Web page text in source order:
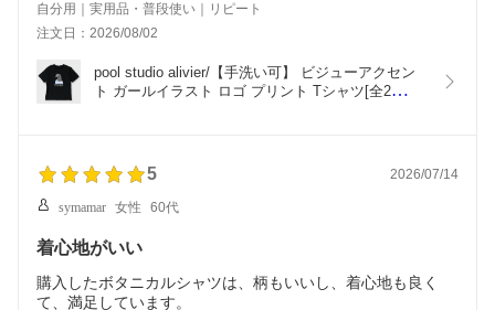
自分用｜実用品・普段使い｜リピート
注文日：2026/08/02
pool studio alivier/【手洗い可】 ビジューアクセン
ト ガールイラスト ロゴ プリント Tシャツ[全2
ト ラッピング無料
5 2026/07/14
symamar 女性 60代
着心地がいい
購入したボタニカルシャツは、柄もいいし、着心地も良く